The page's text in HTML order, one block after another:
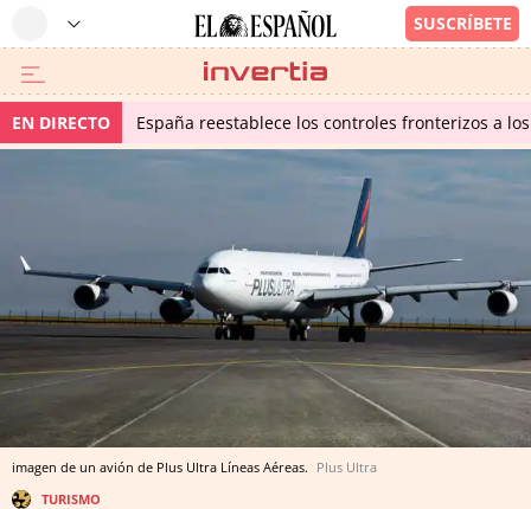
EN DIRECTO España reestablece los controles fronterizos a
imagen de un avión de Plus Ultra Líneas Aéreas. Plus Ultra
TURISMO